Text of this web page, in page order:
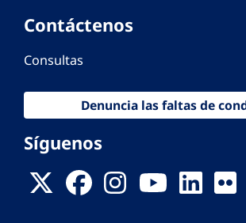
Contáctenos
Consultas
Denuncia las faltas de
Síguenos